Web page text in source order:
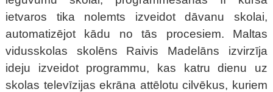
ietvaros tika nolemts izveidot dāvanu skolai,
automatizējot kādu no tās procesiem. Maltas
vidusskolas skolēns Raivis Madelāns izvirzīja
ideju izveidot programmu, kas katru dienu uz
skolas televīzijas ekrāna attēlotu cilvēkus, kuriem